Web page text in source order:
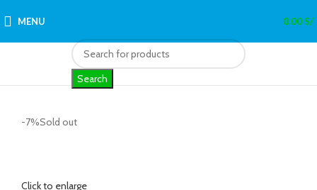
MENU 0.00S/
Search
-7%Sold out
Click to enlarge